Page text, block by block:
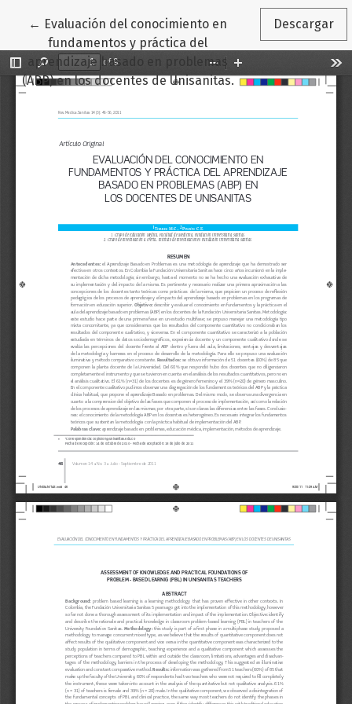
← Volver a los detalles del artículo
Evaluación del conocimiento en
fundamentos y práctica del
aprendizaje basado en problemas
(ABP) en los docentes de Unisanitas.
Descargar